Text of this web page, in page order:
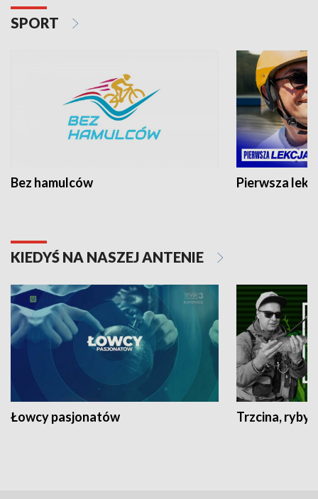
SPORT
Bez hamulców Pierwsza
KIEDYŚ NA NASZEJ ANTENIE
Łowcy pasjonatów Trzcina, ryby